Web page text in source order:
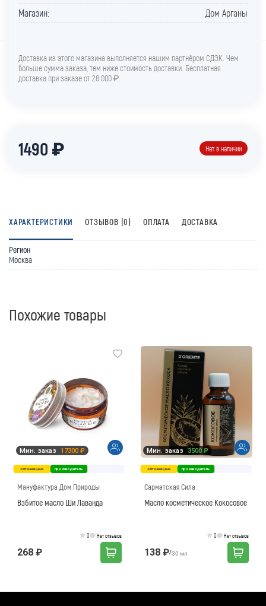
Магазин:
Дом Арганы
Доставка из этого магазина выполняется нашим партнёром СДЭК. Чем
больше сумма заказа, тем ниже стоимость доставки. Бесплатная
доставка при заказе от 28 000 ₽.
1490 ₽ Нет в наличии
ХАРАКТЕРИСТИКИ ОТЗЫВОВ (0) ОПЛАТА ДОСТАВКА
Регион
Москва
Похожие товары
Мин. заказ 17300 ₽
оптовая цена производитель
Мануфактура Дом Природы
Взбитое масло Ши Лаванда
0 Нет отзывов
268 ₽
Мин. заказ 3500 ₽
оптовая цена производитель
Сарматская Сила
Масло косметическое Кокосовое
0 Нет отзывов
138 ₽/30 мл